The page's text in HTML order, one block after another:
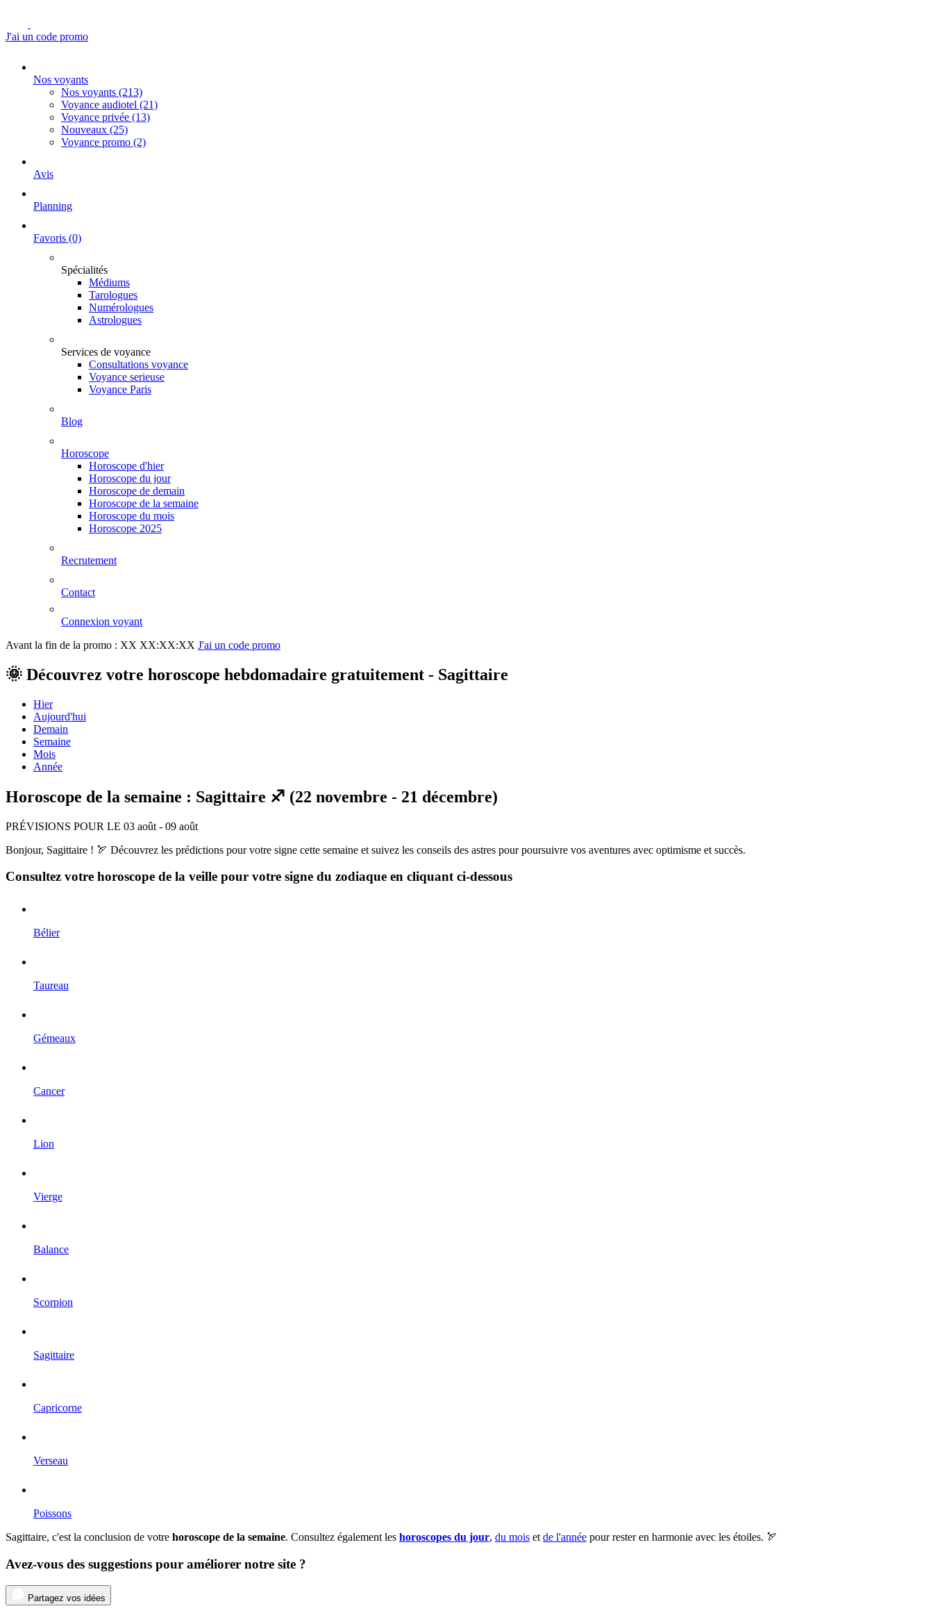
J'ai un code promo
Nos voyants
Nos voyants (213)
Voyance audiotel (21)
Voyance privée (13)
Nouveaux (25)
Voyance promo (2)
Avis
Planning
Favoris (0)
Spécialités
Médiums
Tarologues
Numérologues
Astrologues
Services de voyance
Consultations voyance
Voyance serieuse
Voyance Paris
Blog
Horoscope
Horoscope d'hier
Horoscope du jour
Horoscope de demain
Horoscope de la semaine
Horoscope du mois
Horoscope 2025
Recrutement
Contact
Connexion voyant
Avant la fin de la promo : XX XX:XX:XX J'ai un code promo
🌞 Découvrez votre horoscope hebdomadaire gratuitement - Sagittaire
Hier
Aujourd'hui
Demain
Semaine
Mois
Année
Horoscope de la semaine : Sagittaire ♐ (22 novembre - 21 décembre)
PRÉVISIONS POUR LE 03 août - 09 août
Bonjour, Sagittaire ! 🏹 Découvrez les prédictions pour votre signe cette semaine et suivez les conseils des astres pour poursuivre vos aventures avec optimisme et succès.
Consultez votre horoscope de la veille pour votre signe du zodiaque en cliquant ci-dessous
Bélier
Taureau
Gémeaux
Cancer
Lion
Vierge
Balance
Scorpion
Sagittaire
Capricorne
Verseau
Poissons
Sagittaire, c'est la conclusion de votre horoscope de la semaine. Consultez également les horoscopes du jour, du mois et de l'année pour rester en harmonie avec les étoiles. 🏹
Avez-vous des suggestions pour améliorer notre site ?
Partagez vos idées